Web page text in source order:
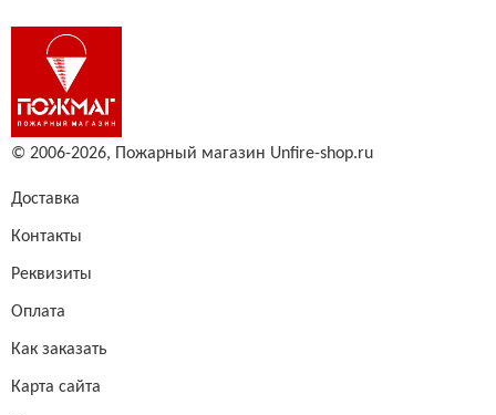
© 2006-2026, Пожарный магазин Unfire-shop.ru
Доставка
Контакты
Реквизиты
Оплата
Как заказать
Карта сайта